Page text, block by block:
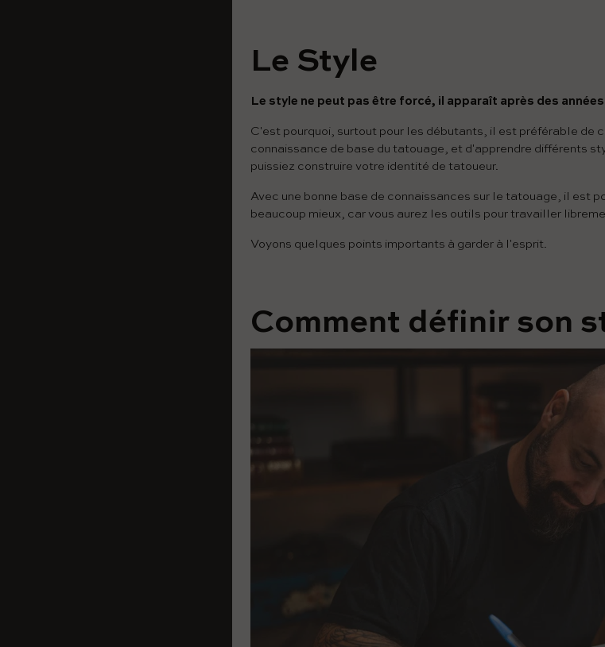
Le Style
Le style ne peut pas être forcé, il apparaît après des
C'est pourquoi, surtout pour les débutants, il est préférable de
connaissance de base du tatouage, et d'apprendre différents
puissiez construire votre identité de tatoueur.
Avec une bonne base de connaissances sur le tatouage, il est
beaucoup mieux, car vous aurez les outils pour travailler
Voyons quelques points importants à garder à l'esprit.
Comment définir son